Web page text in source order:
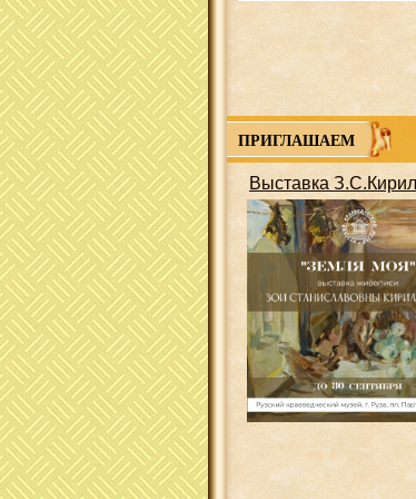
ПРИГЛАШАЕМ
Выставка